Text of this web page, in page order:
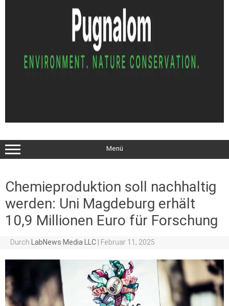
Menü
Chemieproduktion soll nachhaltig
werden: Uni Magdeburg erhält
10,9 Millionen Euro für Forschung
Durch LabNews Media LLC Februar 11, 2025